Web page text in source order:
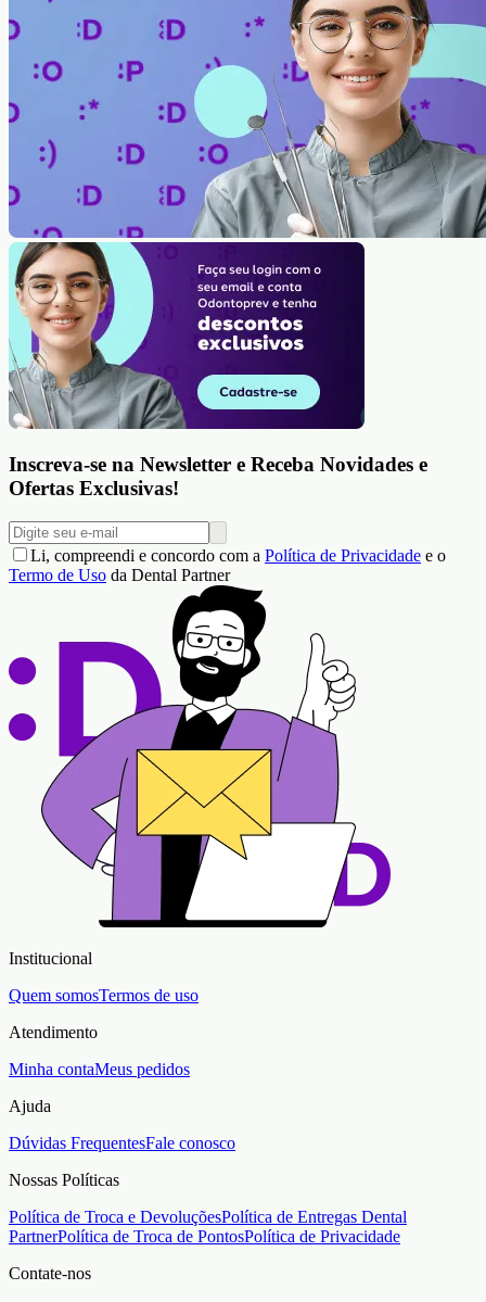
Inscreva-se na Newsletter e Receba Novidades e
Ofertas Exclusivas!
Li, compreendi e concordo com a Política de Privacidade e o
Termo de Uso da Dental Partner
Institucional
Quem somosTermos de uso
Atendimento
Minha contaMeus pedidos
Ajuda
Dúvidas FrequentesFale conosco
Nossas Políticas
Política de Troca e DevoluçõesPolítica de Entregas Dental
PartnerPolítica de Troca de PontosPolítica de Privacidade
Contate-nos